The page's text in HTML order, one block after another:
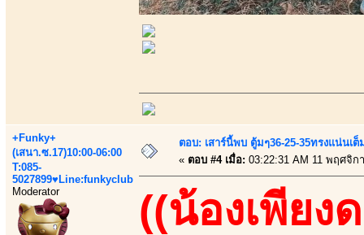
+Funky+
(เสนา.ซ.17)10:00-06:00
T:085-
5027899♥Line:funkyclub
Moderator
ตอบ: เสาร์นี้พบ ตู้มๆ36-25-35ทรงแน่นเ
« ตอบ #4 เมื่อ: 03:22:31 AM 11 พฤศจิก
((น้องเพียง